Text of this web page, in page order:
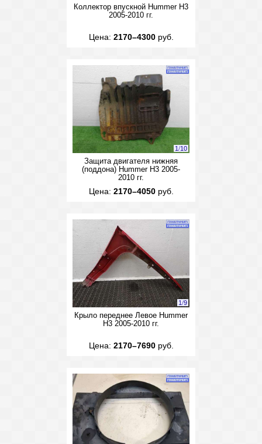
Коллектор впускной Hummer H3
2005-2010 гг.
Цена: 2170–4300руб.
1/10
Защита двигателя нижняя
(поддона) Hummer H3 2005-
2010 гг.
Цена: 2170–4050руб.
1/9
Крыло переднее Левое Hummer
H3 2005-2010 гг.
Цена: 2170–7690руб.